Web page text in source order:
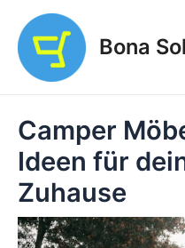
Inhalt
springen
Bona
Camper
Ideen für
Zuhause